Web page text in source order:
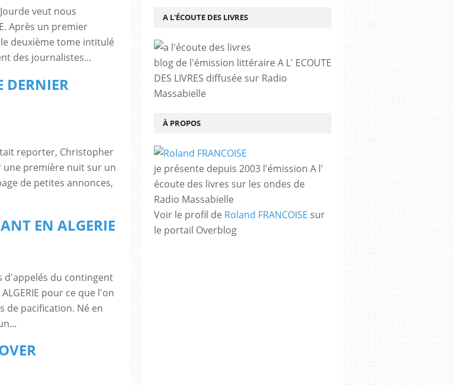
veut nous
Après un premier
deuxième tome intitulé
des journalistes...
reporter, Christopher
une première nuit sur un
de petites annonces,
EN ALGERIE
d'appelés du contingent
pour ce que l'on
de pacification. Né en
A L'ÉCOUTE DES LIVRES
blog de l'émission littéraire A L' ECOUTE
DES LIVRES diffusée sur Radio
Massabielle
À PROPOS
je présente depuis 2003 l'émission A l'
écoute des livres sur les ondes de
Radio Massabielle
Voir le profil de Roland FRANCOISE sur
le portail Overblog